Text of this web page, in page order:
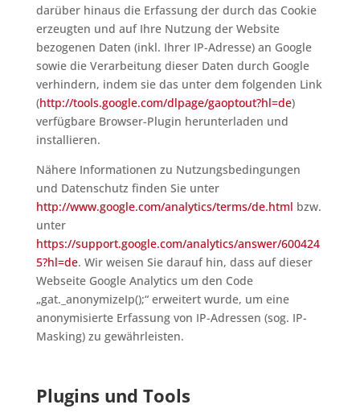
darüber hinaus die Erfassung der durch das Cookie
erzeugten und auf Ihre Nutzung der Website
bezogenen Daten (inkl. Ihrer IP-Adresse) an Google
sowie die Verarbeitung dieser Daten durch Google
verhindern, indem sie das unter dem folgenden Link
(http://tools.google.com/dlpage/gaoptout?hl=de)
verfügbare Browser-Plugin herunterladen und
installieren.
Nähere Informationen zu Nutzungsbedingungen
und Datenschutz finden Sie unter
http://www.google.com/analytics/terms/de.html bzw.
unter
https://support.google.com/analytics/answer/600424
5?hl=de. Wir weisen Sie darauf hin, dass auf dieser
Webseite Google Analytics um den Code
„gat._anonymizeIp();“ erweitert wurde, um eine
anonymisierte Erfassung von IP-Adressen (sog. IP-
Masking) zu gewährleisten.
Plugins und Tools